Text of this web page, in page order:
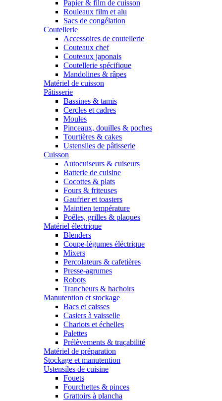
Papier & film de cuisson
Rouleaux film et alu
Sacs de congélation
Coutellerie
Accessoires de coutellerie
Couteaux chef
Couteaux japonais
Coutellerie spécifique
Mandolines & râpes
Matériel de cuisson
Pâtisserie
Bassines & tamis
Cercles et cadres
Moules
Pinceaux, douilles & poches
Tourtières & cakes
Ustensiles de pâtisserie
Cuisson
Autocuiseurs & cuiseurs
Batterie de cuisine
Cocottes & plats
Fours & friteuses
Gaufrier et toasters
Maintien température
Poêles, grilles & plaques
Matériel électrique
Blenders
Coupe-légumes éléctrique
Mixers
Percolateurs & cafetières
Presse-agrumes
Robots
Trancheurs & hachoirs
Manutention et stockage
Bacs et caisses
Casiers à vaisselle
Chariots et échelles
Palettes
Prélèvements & traçabilité
Matériel de préparation
Stockage et manutention
Ustensiles de cuisine
Fouets
Fourchettes & pinces
Grattoirs à plancha